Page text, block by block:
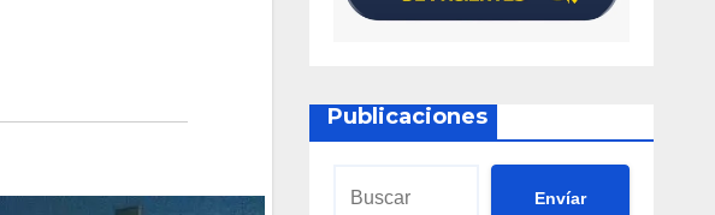
Publicaciones
Envíar